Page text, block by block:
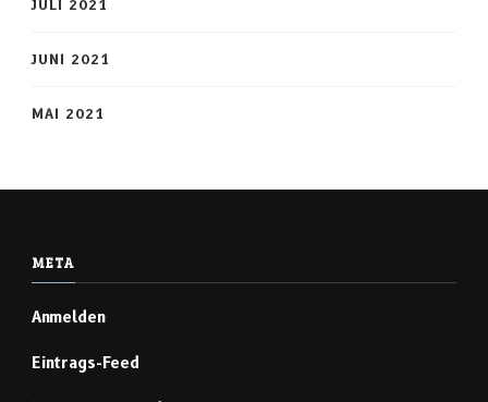
JULI 2021
JUNI 2021
MAI 2021
META
Anmelden
Eintrags-Feed